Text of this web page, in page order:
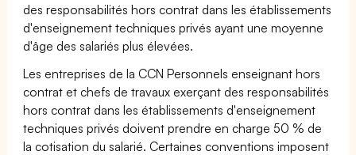
des responsabilités hors contrat dans les établissements
d'enseignement techniques privés ayant une moyenne
d'âge des salariés plus élevées.
Les entreprises de la CCN Personnels enseignant hors
contrat et chefs de travaux exerçant des responsabilités
hors contrat dans les établissements d'enseignement
techniques privés doivent prendre en charge 50 % de
la cotisation du salarié. Certaines conventions imposent